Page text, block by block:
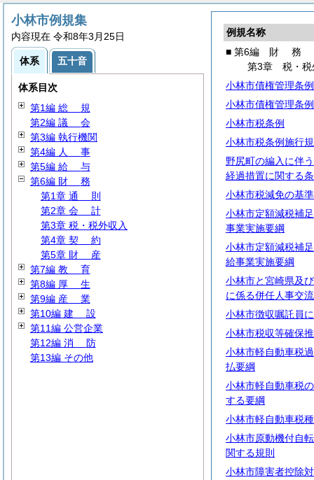
例規名称
■ 第6編 財 務
第3章 税・税
小林市債権管理条例
小林市債権管理条
小林市税条例
小林市税条例施行
野尻町の編入に伴
経過措置に関する
小林市税減免の基
小林市定額減税補
事業実施要綱
小林市定額減税補
給事業実施要綱
小林市と宮崎県及
に係る併任人事交
小林市徴収嘱託員
小林市税収等確保
小林市軽自動車税
払要綱
小林市軽自動車税
する要綱
小林市軽自動車税
小林市原動機付自
関する規則
小林市障害者控除
小林市例規集
内容現在 令和8年3月25日
体系 五十音
体系目次
第1編 総 規
第2編 議 会
第3編 執行機関
第4編 人 事
第5編 給 与
第6編 財 務
第1章 通 則
第2章 会 計
第3章 税・税外収入
第4章 契 約
第5章 財 産
第7編 教 育
第8編 厚 生
第9編 産 業
第10編 建 設
第11編 公営企業
第12編 消 防
第13編 その他